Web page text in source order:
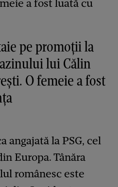
pe promoții la
lui Călin
O femeie a fost